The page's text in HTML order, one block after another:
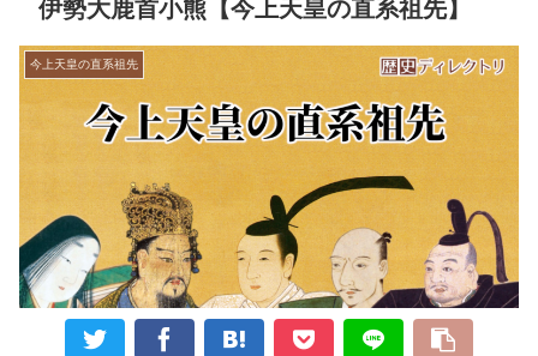
伊勢大鹿首小熊【今上天皇の直系祖先】
今上天皇の直系祖先